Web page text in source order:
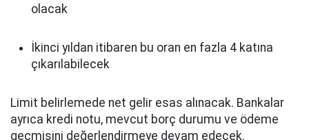
olacak
İkinci yıldan itibaren bu oran en fazla 4 katına
çıkarılabilecek
Limit belirlemede net gelir esas alınacak. Bankalar
ayrıca kredi notu, mevcut borç durumu ve ödeme
geçmişini değerlendirmeye devam edecek.